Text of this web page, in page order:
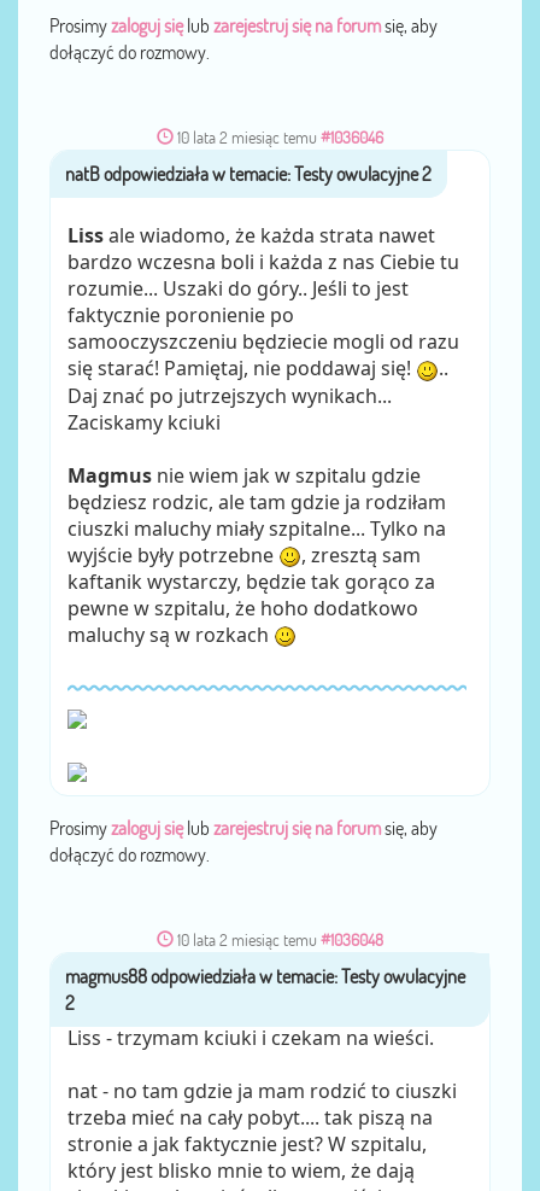
Prosimyzaloguj sięlub zarejestruj się na forumsię, aby
dołączyć do rozmowy.
10 lata 2 miesiąc temu #1036046
przeznatB
Lissale wiadomo, że każda strata nawet
bardzo wczesna boli i każda z nas Ciebie tu
rozumie... Uszaki do góry.. Jeśli to jest
faktycznie poronienie po
samooczyszczeniu będziecie mogli od razu
się starać! Pamiętaj, nie poddawaj się!
..
Daj znać po jutrzejszych wynikach...
Zaciskamy kciuki
Magmus nie wiem jak w szpitalu gdzie
będziesz rodzic, ale tam gdzie ja rodziłam
ciuszki maluchy miały szpitalne... Tylko na
wyjście były potrzebne
, zresztą sam
kaftanik wystarczy, będzie tak gorąco za
pewne w szpitalu, że hoho dodatkowo
maluchy są w rozkach
Prosimyzaloguj sięlub zarejestruj się na forumsię, aby
dołączyć do rozmowy.
10 lata 2 miesiąc temu #1036048
przezmagmus88
Liss - trzymam kciuki i czekam na wieści.
nat - no tam gdzie ja mam rodzić to ciuszki
trzeba mieć na cały pobyt.... tak piszą na
stronie a jak faktycznie jest? W szpitalu,
który jest blisko mnie to wiem, że dają